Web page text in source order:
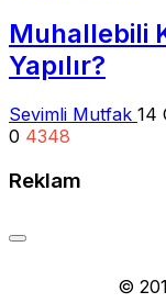
Muhallebili
Yapılır?
Sevimli Mutfak 14
0 4348
Reklam
©